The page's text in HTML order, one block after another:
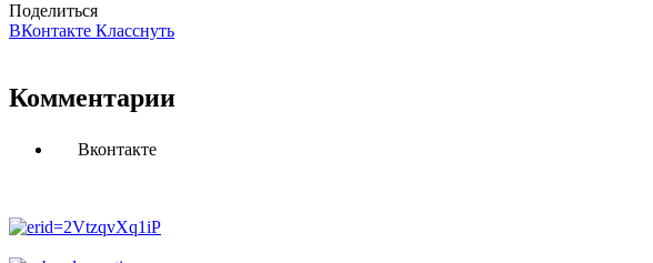
Поделиться
ВКонтакте Класснуть
Комментарии
Вконтакте